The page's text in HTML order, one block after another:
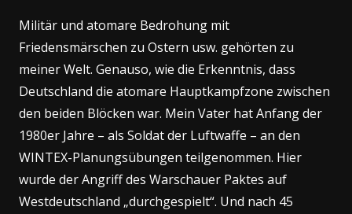
Militär und atomare Bedrohung mit
Friedensmärschen zu Ostern usw. gehörten zu
meiner Welt. Genauso, wie die Erkenntnis, dass
Deutschland die atomare Hauptkampfzone zwischen
den beiden Blöcken war. Mein Vater hat Anfang der
1980er Jahre – als Soldat der Luftwaffe – an den
WINTEX-Planungsübungen teilgenommen. Hier
wurde der Angriff des Warschauer Paktes auf
Westdeutschland „durchgespielt“. Und nach 45